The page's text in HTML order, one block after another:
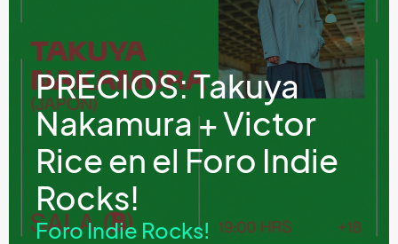
PRECIOS: Takuya
Nakamura + Victor
Rice en el Foro Indie
Rocks!
Foro Indie Rocks!